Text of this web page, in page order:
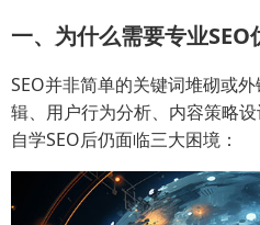
一、为什么需要专业SEO
SEO并非简单的关键词堆砌或
辑、用户行为分析、内容策略
自学SEO后仍面临三大困境：